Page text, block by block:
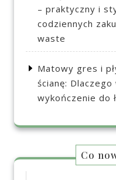
– praktyczny i
codziennych
waste
Matowy gres i
ścianę:
wykończenie do
Co